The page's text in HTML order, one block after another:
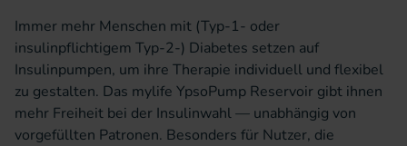
Immer mehr Menschen mit (Typ-1- oder
insulinpflichtigem Typ-2-) Diabetes setzen auf
Insulinpumpen, um ihre Therapie individuell und flexibel
zu gestalten. Das mylife YpsoPump Reservoir gibt ihnen
mehr Freiheit bei der Insulinwahl — unabhängig von
vorgefüllten Patronen. Besonders für Nutzer, die